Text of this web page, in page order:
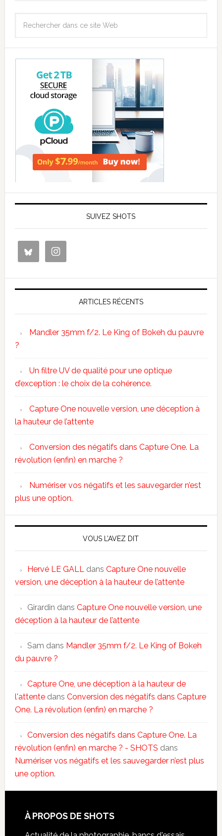
SUIVEZ SHOTS
ARTICLES RÉCENTS
Mandler 35mm f/2. Le King of Bokeh du pauvre
?
Un filtre UV de qualité pour une optique
d’exception : le choix de la cohérence.
Capture One nouvelle version, une déception à
la hauteur de l’attente
Conversion des négatifs dans Capture One. La
révolution (enfin) en marche ?
Numériser vos négatifs et les sauvegarder n’est
plus une option.
VOUS L’AVEZ DIT
Hervé LE GALL dans Capture One nouvelle
version, une déception à la hauteur de l’attente
Girardin dans Capture One nouvelle version, une
déception à la hauteur de l’attente
Sam dans Mandler 35mm f/2. Le King of Bokeh
du pauvre ?
Capture One, une déception à la hauteur de
l'attentedans Conversion des négatifs dans Capture
One. La révolution (enfin) en marche ?
Conversion des négatifs dans Capture One. La
révolution (enfin) en marche ? - SHOTS dans
Numériser vos négatifs et les sauvegarder n’est plus
une option.
À PROPOS DE SHOTS